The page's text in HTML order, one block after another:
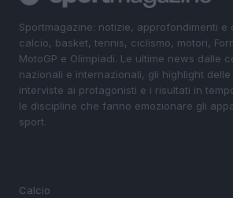
Sportmagazine: notizie, approfondimenti e
calcio, basket, tennis, ciclismo, motori,
MotoGP e Olimpiadi. Le ultime news dalle
nazionali e internazionali, gli highlight
interviste ai protagonisti e i risultati in
le discipline che fanno emozionare gli
sport.
Calcio